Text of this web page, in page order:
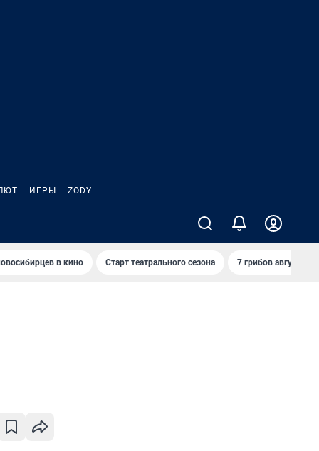
ИГРЫ ZODY
в кино Старт театрального сезона 7 грибов августа